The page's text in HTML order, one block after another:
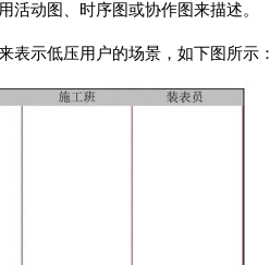
动图、时序图或协作图来描述。
表示低压用户的场景，如下图所示：